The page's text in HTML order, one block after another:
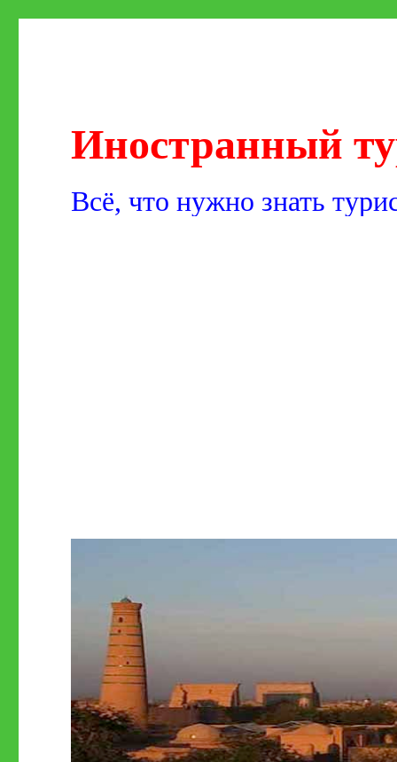
Иностранный
Всё, что нужно знать